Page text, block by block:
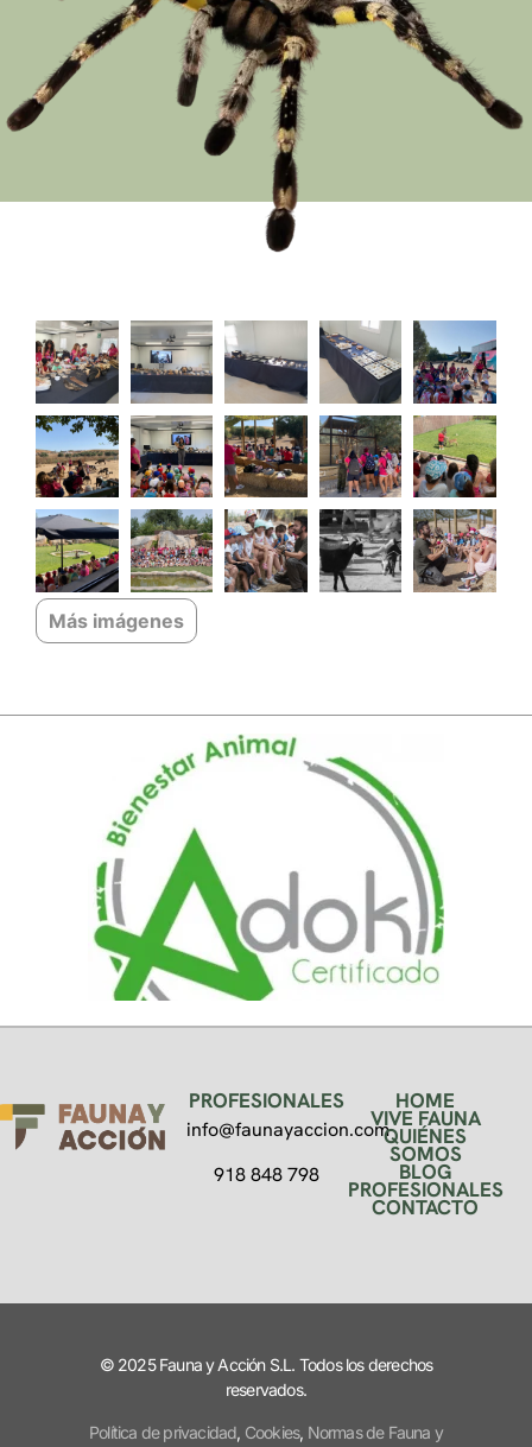
Más imágenes
PROFESIONALES
info@faunayaccion.com
918 848 798
HOME
VIVE FAUNA
QUIÉNES
SOMOS
BLOG
PROFESIONALES
CONTACTO
© 2025 Fauna y Acción S.L. Todos los derechos
reservados.
Política de privacidad, Cookies, Normas de Fauna y